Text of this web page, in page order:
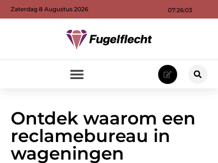
07:26:04
Zaterdag 8 Augustus 2026
Ontdek waarom een
reclamebureau in
wageningen